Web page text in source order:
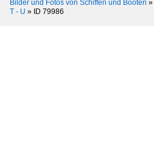
Bilder und Fotos von Schiffen und Booten »
T - U » ID 79986